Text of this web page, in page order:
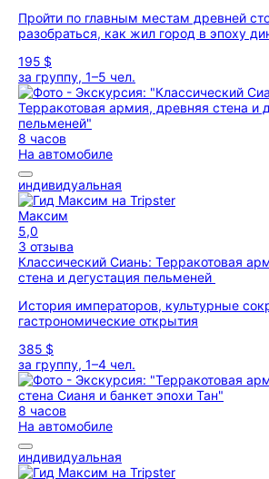
Пройти по главным местам древней
разобраться, как жил город в эпоху
195 $
за группу, 1–5 чел.
8 часов
На автомобиле
индивидуальная
Максим
5,0
3 отзыва
Классический Сиань: Терракотовая
стена и дегустация пельменей
История императоров, культурные
гастрономические открытия
385 $
за группу, 1–4 чел.
8 часов
На автомобиле
индивидуальная